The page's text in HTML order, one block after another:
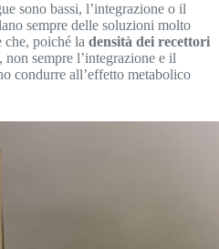
sono bassi, l’integrazione o il
sempre delle soluzioni molto
che, poiché la densità dei recettori
sempre l’integrazione e il
condurre all’effetto metabolico